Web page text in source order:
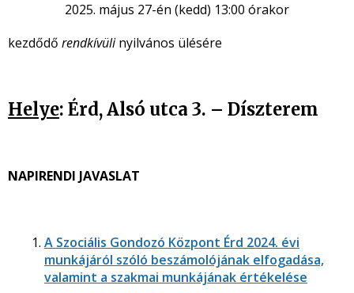
2025. május 27-én (kedd) 13:00 órakor
kezdődő rendkívülinyilvános ülésére
Helye: Érd, Alsó utca 3. – Díszterem
NAPIRENDI JAVASLAT
A Szociális Gondozó Központ Érd 2024. évi
munkájáról szóló beszámolójának elfogadása,
valamint a szakmai munkájának értékelése